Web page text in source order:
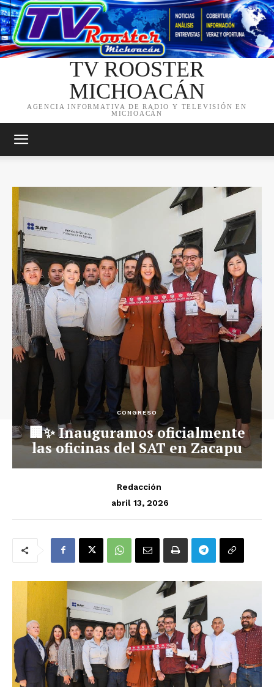
TV ROOSTER
MICHOACÁN
AGENCIA INFORMATIVA DE RADIO Y TELEVISIÓN EN
MICHOACÁN
CONGRESO
🏢✨ Inauguramos oficialmente
las oficinas del SAT en Zacapu
Redacción
abril 13, 2026